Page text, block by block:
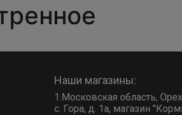
Наши магазины:
1.Московская область,
с. Гора, д. 1а, магазин